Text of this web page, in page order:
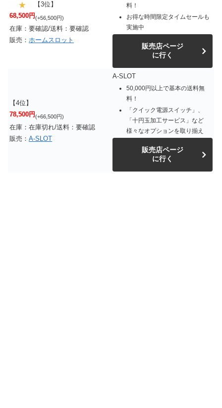
【3位】
68,500円(+56,500円)
在庫：要確認/送料：要確認
販売： ホームスロット
料！
お得な時間限定タイムセールも
実施中
販売店ページ
に行く
【4位】
78,500円(+66,500円)
在庫：在庫切れ/送料：要確認
販売： A-SLOT
A-SLOT
50,000円以上で基本の送料無
料！
「クイック電源スイッチ」、
「十円玉加工サービス」など
様々なオプションを取り揃え
販売店ページ
に行く